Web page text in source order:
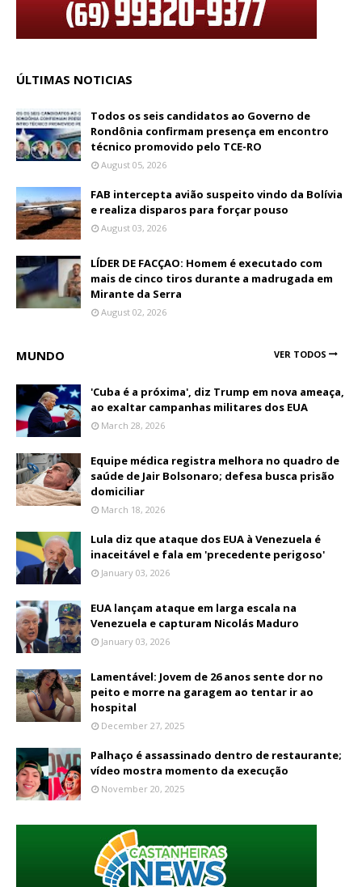
ÚLTIMAS NOTICIAS
Todos os seis candidatos ao Governo de
Rondônia confirmam presença em encontro
técnico promovido pelo TCE-RO
August 05, 2026
FAB intercepta avião suspeito vindo da Bolívia
e realiza disparos para forçar pouso
August 03, 2026
LÍDER DE FACÇAO: Homem é executado com
mais de cinco tiros durante a madrugada em
Mirante da Serra
August 02, 2026
MUNDO VER TODOS
'Cuba é a próxima', diz Trump em nova ameaça,
ao exaltar campanhas militares dos EUA
March 28, 2026
Equipe médica registra melhora no quadro de
saúde de Jair Bolsonaro; defesa busca prisão
domiciliar
March 18, 2026
Lula diz que ataque dos EUA à Venezuela é
inaceitável e fala em 'precedente perigoso'
January 03, 2026
EUA lançam ataque em larga escala na
Venezuela e capturam Nicolás Maduro
January 03, 2026
Lamentável: Jovem de 26 anos sente dor no
peito e morre na garagem ao tentar ir ao
hospital
December 27, 2025
Palhaço é assassinado dentro de restaurante;
vídeo mostra momento da execução
November 20, 2025